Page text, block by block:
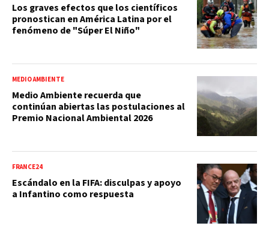
Los graves efectos que los científicos
pronostican en América Latina por el
fenómeno de "Súper El Niño"
MEDIO AMBIENTE
Medio Ambiente recuerda que
continúan abiertas las postulaciones al
Premio Nacional Ambiental 2026
FRANCE24
Escándalo en la FIFA: disculpas y apoyo
a Infantino como respuesta